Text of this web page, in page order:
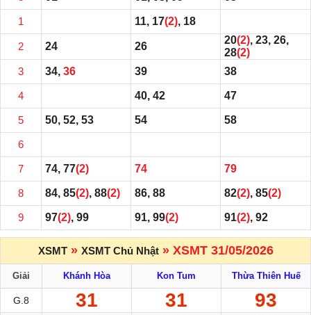
1 11, 17(2), 18
2 24 26
20(2), 23, 26,
28(2)
3
34, 36 39 38
4 40, 42 47
5 50, 52, 53 54 58
6
7 74, 77(2) 74 79
8 84, 85(2), 88(2) 86, 88 82(2), 85(2)
9 97(2), 99 91, 99(2) 91(2), 92
XSMT» XSMT Chủ Nhật» XSMT 31/05/2026
Giải Khánh Hòa Kon Tum Thừa Thiên Huế
G.8 31 31 93